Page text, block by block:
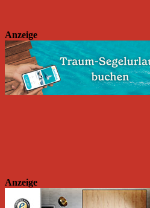
Anzeige
Anzeige